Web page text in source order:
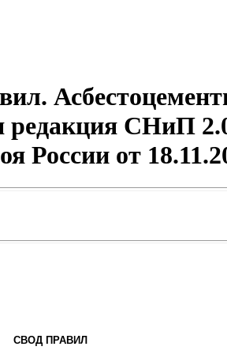
редакция СНиП
России от
СВОД ПРАВИЛ